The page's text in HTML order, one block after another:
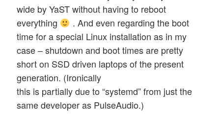
wide by YaST without having to reboot
everything
. And even regarding the boot
time for a special Linux installation as in my
case – shutdown and boot times are pretty
short on SSD driven laptops of the present
generation. (Ironically
this is partially due to “systemd” from just the
same developer as PulseAudio.)